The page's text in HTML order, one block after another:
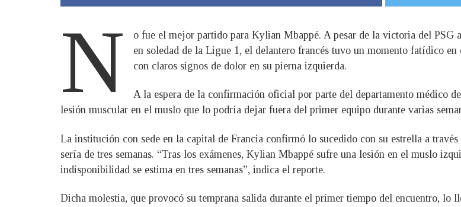
N
o fue el mejor partido para Kylian Mbappé. A pesar de la victoria del
en soledad de la Ligue 1, el delantero francés tuvo un momento fatídico
con claros signos de dolor en su pierna izquierda.
A la espera de la confirmación oficial por parte del departamento médico
lesión muscular en el muslo que lo podría dejar fuera del primer equipo durante varias
La institución con sede en la capital de Francia confirmó lo sucedido con su estrella a
sería de tres semanas. “Tras los exámenes, Kylian Mbappé sufre una lesión en el muslo
indisponibilidad se estima en tres semanas”, indica el reporte.
Dicha molestia, que provocó su temprana salida durante el primer tiempo del encuentro, lo